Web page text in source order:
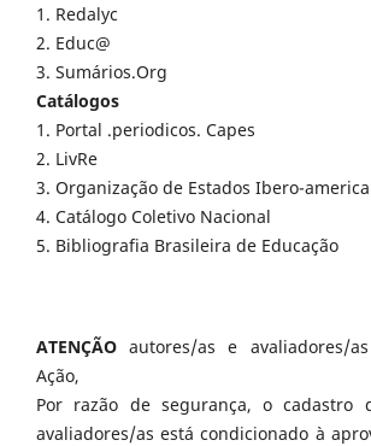
1. Redalyc
2. Educ@
3. Sumários.Org
Catálogos
1. Portal .periodicos. Capes
2. LivRe
3. Organização de Estados Ibero-
4. Catálogo Coletivo Nacional
5. Bibliografia Brasileira de Educação
ATENÇÃO autores/as e avaliadores/
Ação,
Por razão de segurança, o cadastro
avaliadores/as está condicionado à